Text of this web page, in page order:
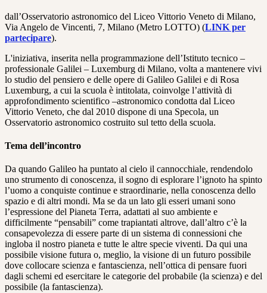
dall’Osservatorio astronomico del Liceo Vittorio Veneto di Milano,
Via Angelo de Vincenti, 7, Milano (Metro LOTTO) (LINK per
partecipare).
L'iniziativa, inserita nella programmazione dell’Istituto tecnico –
professionale Galilei – Luxemburg di Milano, volta a mantenere vivi
lo studio del pensiero e delle opere di Galileo Galilei e di Rosa
Luxemburg, a cui la scuola è intitolata, coinvolge l’attività di
approfondimento scientifico –astronomico condotta dal Liceo
Vittorio Veneto, che dal 2010 dispone di una Specola, un
Osservatorio astronomico costruito sul tetto della scuola.
Tema dell’incontro
Da quando Galileo ha puntato al cielo il cannocchiale, rendendolo
uno strumento di conoscenza, il sogno di esplorare l’ignoto ha spinto
l’uomo a conquiste continue e straordinarie, nella conoscenza dello
spazio e di altri mondi. Ma se da un lato gli esseri umani sono
l’espressione del Pianeta Terra, adattati al suo ambiente e
difficilmente “pensabili” come trapiantati altrove, dall’altro c’è la
consapevolezza di essere parte di un sistema di connessioni che
ingloba il nostro pianeta e tutte le altre specie viventi. Da qui una
possibile visione futura o, meglio, la visione di un futuro possibile
dove collocare scienza e fantascienza, nell’ottica di pensare fuori
dagli schemi ed esercitare le categorie del probabile (la scienza) e del
possibile (la fantascienza).